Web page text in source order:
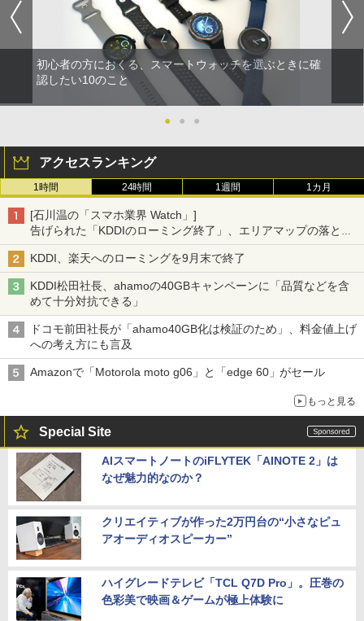
初心者の方におくる、スマートウォッチを選ぶときに確
認したい10のこと
● ● ●
アクセスランキング
1時間 24時間 1週間 1カ月
[石川温の「スマホ業界 Watch」]
告げられた「KDDIのローミング終了」、エリアマップの落とし
穴と楽天モバイルの課題
KDDI、楽天へのローミングを9月末で終了
KDDI松田社長、ahamoの40GBキャンペーンに「品質などを含
めて十分対抗できる」
ドコモ前田社長が「ahamo40GB化は検証のため」、料金値上げ
への考え方にも言及
Amazonで「Motorola moto g06」と「edge 60」がセール
もっと見る
Special Site
AIスマートノートのiFLYTEK「AINOTE 2」は
なぜ魅力的なのか？
クリエイティブが作った2万円台の“小さなピュ
アオーディオスピーカー”
ハイグレードテレビ「TCL Q7D Pro」。圧巻の
色彩美で映画＆ゲームが極上体験に